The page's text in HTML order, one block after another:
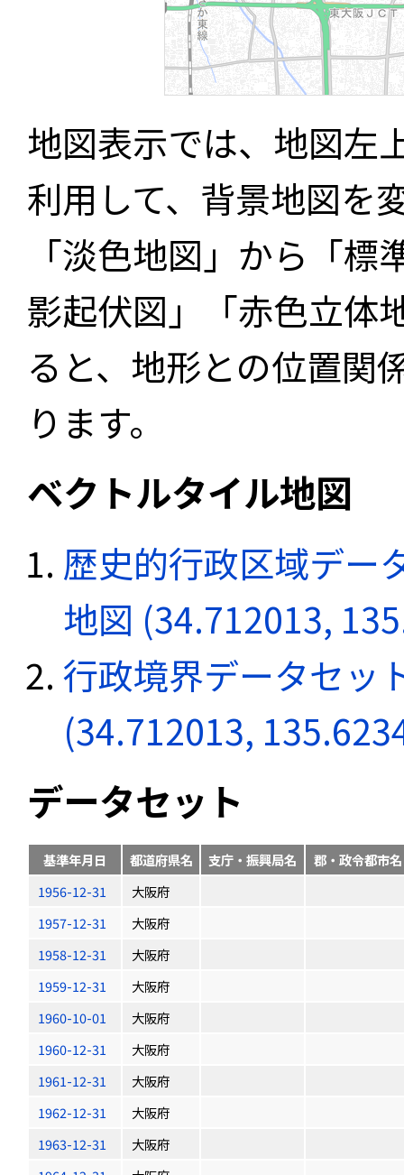
地図表示では、地図左
利用して、背景地図を
「淡色地図」から「
影起伏図」「赤色立体
ると、地形との位置関
ります。
ベクトルタイル地図
歴史的行政区域デー
地図 (34.712013,
行政境界データセッ
(34.712013,
データセット
基準年月日 都道府県名 支庁・振興局名
郡・政令都市名
1956-12-31
大阪府
1957-12-31
大阪府
1958-12-31
大阪府
1959-12-31
大阪府
1960-10-01
大阪府
1960-12-31
大阪府
1961-12-31
大阪府
1962-12-31
大阪府
1963-12-31
大阪府